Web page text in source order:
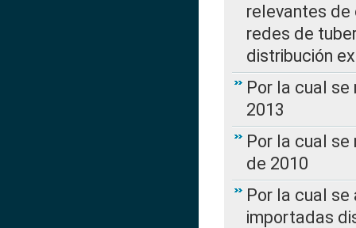
relevantes de
redes de
distribución
Por la cual se
2013
Por la cual se
de 2010
Por la cual
importadas